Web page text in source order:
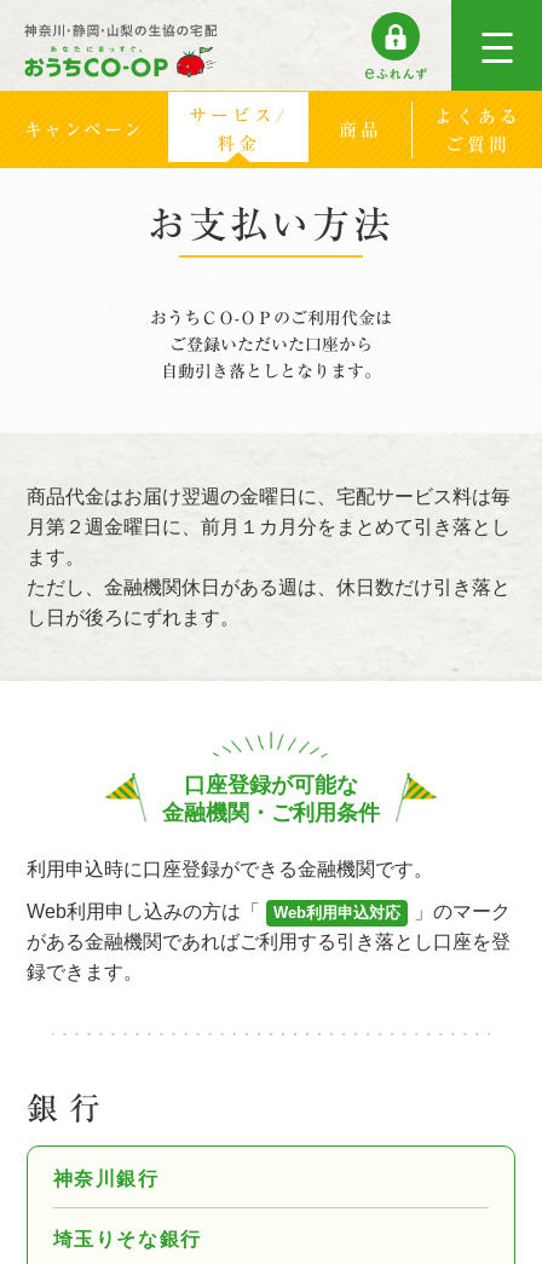
キャンペーン
サービス/
料金
商品
よくある
ご質問
お支払い方法
おうちＣＯ-ＯＰのご利用代金は
ご登録いただいた口座から
自動引き落としとなります。
商品代金はお届け翌週の金曜日に、宅配サービス料は毎
月第２週金曜日に、前月１カ月分をまとめて引き落とし
ます。
ただし、金融機関休日がある週は、休日数だけ引き落と
し日が後ろにずれます。
口座登録が可能な
金融機関・ご利用条件
利用申込時に口座登録ができる金融機関です。
Web利用申し込みの方は「 Web利用申込対応
」のマーク
がある金融機関であればご利用する引き落とし口座を登
録できます。
銀 行
神奈川銀行
埼玉りそな銀行